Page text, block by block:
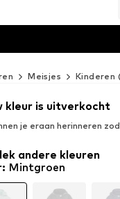
Meisjes Kinderen
kleur is uitverkocht
je eraan herinneren
andere kleuren
: Mintgroen